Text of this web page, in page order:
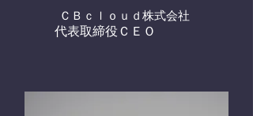
ＣＢｃｌｏｕｄ株式会社
代表取締役ＣＥＯ